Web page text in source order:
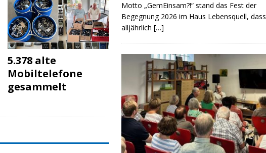
5.378 alte
Mobiltelefone
gesammelt
Motto „GemEinsam?!“ stand das Fest der
Begegnung 2026 im Haus Lebensquell, dass
alljährlich[…]